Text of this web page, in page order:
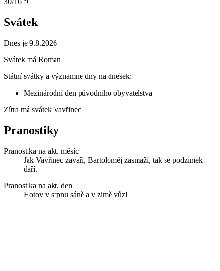
Svátek
Dnes je 9.8.2026
Svátek má Roman
Státní svátky a významné dny na dnešek:
Mezinárodní den původního obyvatelstva
Zítra má svátek Vavřinec
Pranostiky
Pranostika na akt. měsíc
Jak Vavřinec zavaří, Bartoloměj zasmaží, tak se podzimek
daří.
Pranostika na akt. den
Hotov v srpnu sáně a v zimě vůz!